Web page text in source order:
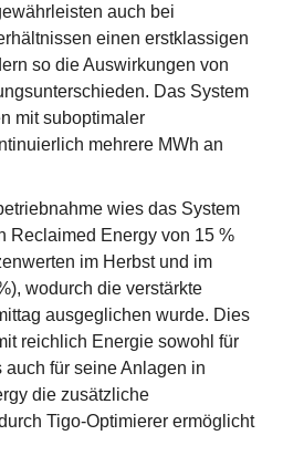
auch bei
einen erstklassigen
so die Auswirkungen von
Das System
mit suboptimaler
mehrere MWh an
wies das System
Reclaimed Energy von 15 %
im Herbst und im
wodurch die verstärkte
ausgeglichen wurde. Dies
reichlich Energie sowohl für
für seine Anlagen in
die zusätzliche
Tigo-Optimierer ermöglicht